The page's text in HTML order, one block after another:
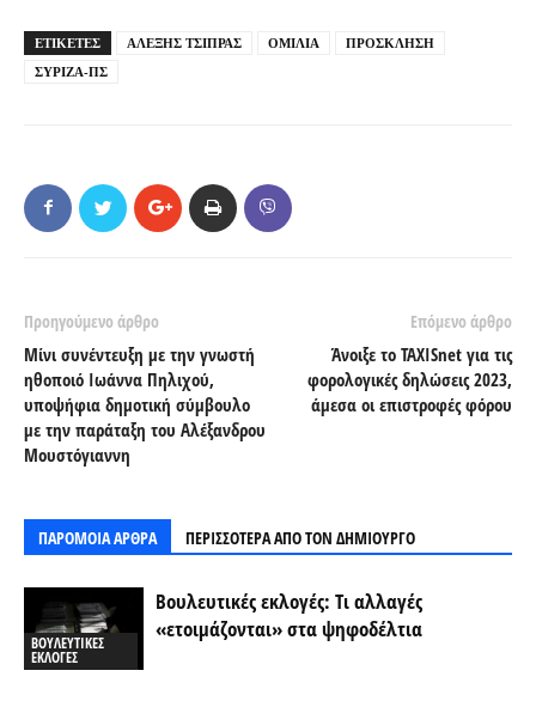
ΕΤΙΚΕΤΕΣ ΑΛΕΞΗΣ ΤΣΙΠΡΑΣ ΟΜΙΛΙΑ
ΠΡΟΣΚΛΗΣΗ
ΣΥΡΙΖΑ-ΠΣ
Προηγούμενο άρθρο
Μίνι συνέντευξη με την γνωστή
ηθοποιό Ιωάννα Πηλιχού,
υποψήφια δημοτική σύμβουλο
με την παράταξη του Αλέξανδρου
Μουστόγιαννη
Επόμενο άρθρο
Άνοιξε το TAXISnet για τις
φορολογικές δηλώσεις 2023,
άμεσα οι επιστροφές φόρου
ΠΑΡΟΜΟΙΑ ΑΡΘΡΑ ΠΕΡΙΣΣΟΤΕΡΑ ΑΠΟ ΤΟΝ ΔΗΜΙΟΥΡΓΟ
ΒΟΥΛΕΥΤΙΚΕΣ
ΕΚΛΟΓΕΣ
Βουλευτικές εκλογές: Τι αλλαγές
«ετοιμάζονται» στα ψηφοδέλτια